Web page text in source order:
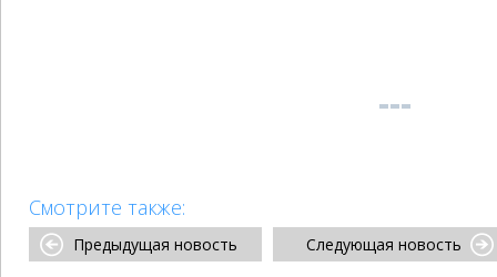
Смотрите также:
Предыдущая новость Следующая новость